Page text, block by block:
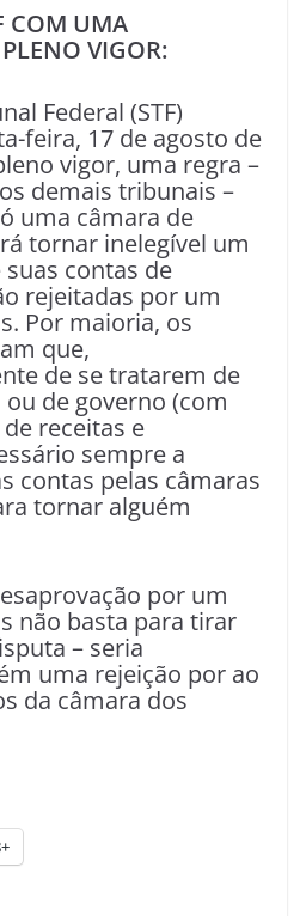
COM UMA
VIGOR:
Federal (STF)
feira, 17 de agosto de
vigor, uma regra –
demais tribunais –
uma câmara de
tornar inelegível um
contas de
rejeitadas por um
Por maioria, os
que,
de se tratarem de
de governo (com
receitas e
sempre a
contas pelas câmaras
tornar alguém
por um
não basta para tirar
– seria
uma rejeição por ao
da câmara dos